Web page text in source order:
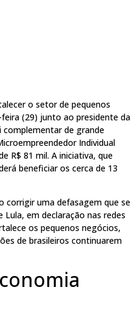
o setor de pequenos
(29) junto ao presidente da
de grande
Individual
R$ 81 mil. A iniciativa, que
beneficiar os cerca de 13
corrigir uma defasagem que se
em declaração nas redes
os pequenos negócios,
de brasileiros continuarem